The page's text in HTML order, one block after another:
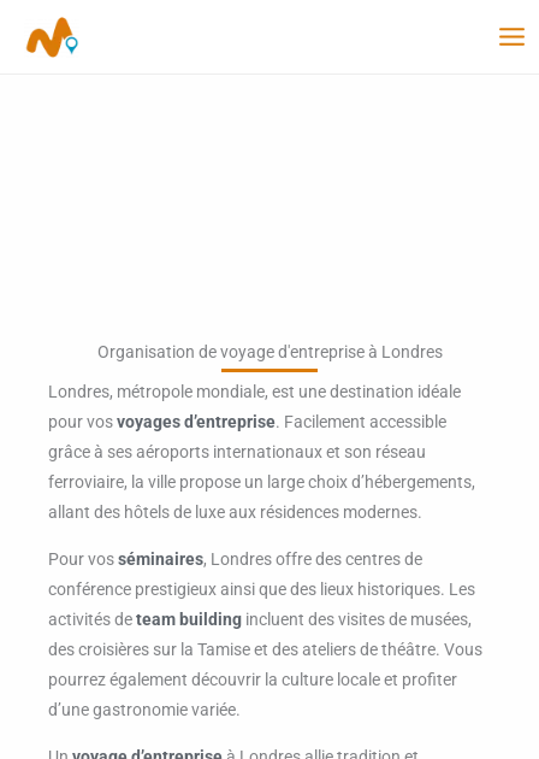
Organisation de voyage d'entreprise à Londres
Londres, métropole mondiale, est une destination idéale
pour vosvoyages d’entreprise. Facilement accessible
grâce à ses aéroports internationaux et son réseau
ferroviaire, la ville propose un large choix d’hébergements,
allant des hôtels de luxe aux résidences modernes.
Pour vosséminaires, Londres offre des centres de
conférence prestigieux ainsi que des lieux historiques. Les
activités deteam building incluent des visites de musées,
des croisières sur la Tamise et des ateliers de théâtre. Vous
pourrez également découvrir la culture locale et profiter
d’une gastronomie variée.